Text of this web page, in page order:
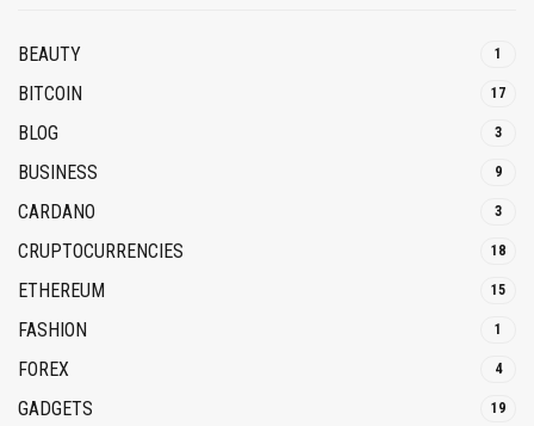
BEAUTY 1
BITCOIN 17
BLOG 3
BUSINESS 9
CARDANO 3
CRUPTOCURRENCIES 18
ETHEREUM 15
FASHION 1
FOREX 4
GADGETS 19